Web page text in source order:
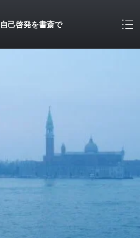
自己啓発を書斎で